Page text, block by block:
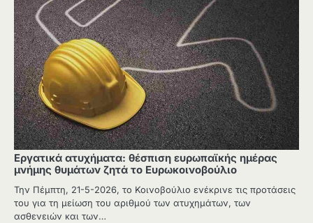
Εργατικά ατυχήματα: θέσπιση ευρωπαϊκής ημέρας
μνήμης θυμάτων ζητά το Ευρωκοινοβούλιο
Την Πέμπτη, 21-5-2026, το Κοινοβούλιο ενέκρινε τις προτάσεις
του για τη μείωση του αριθμού των ατυχημάτων, των
ασθενειών και των…